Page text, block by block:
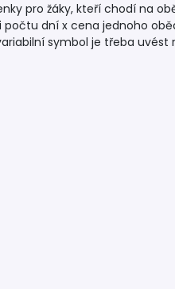
pro žáky, kteří chodí na
dní x cena jednoho
symbol je třeba uvést